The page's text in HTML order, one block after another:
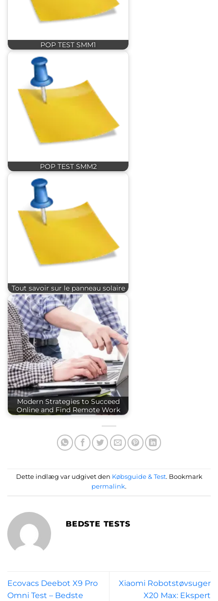
POP TEST SMM1
POP TEST SMM2
Tout savoir sur le panneau solaire
Modern Strategies to Succeed
Online and Find Remote Work
Dette indlæg var udgivet den Købsguide & Test. Bookmark
permalink.
BEDSTE TESTS
Ecovacs Deebot X9 Pro
Omni Test – Bedste
Xiaomi Robotstøvsuger
X20 Max: Ekspert